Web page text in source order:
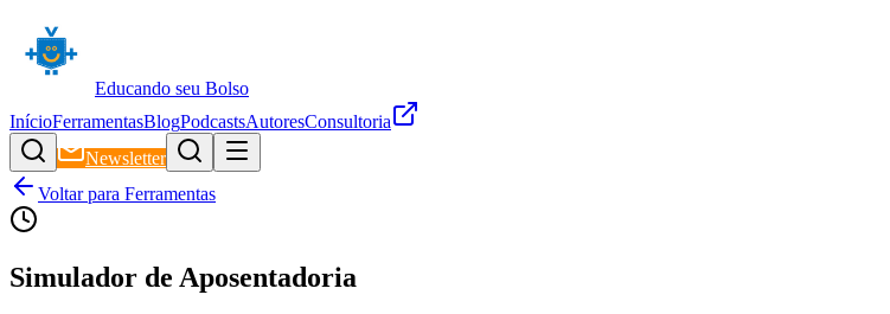
Educando seu Bolso
InícioFerramentasBlogPodcastsAutoresConsultoria
Newsletter
Voltar para Ferramentas
Simulador de Aposentadoria